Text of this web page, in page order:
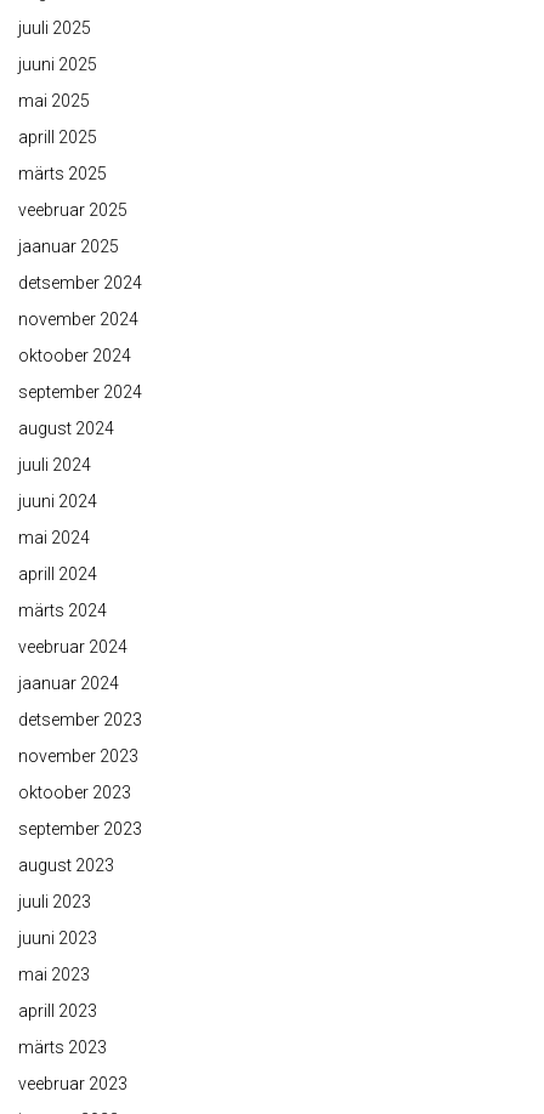
juuli 2025
juuni 2025
mai 2025
aprill 2025
märts 2025
veebruar 2025
jaanuar 2025
detsember 2024
november 2024
oktoober 2024
september 2024
august 2024
juuli 2024
juuni 2024
mai 2024
aprill 2024
märts 2024
veebruar 2024
jaanuar 2024
detsember 2023
november 2023
oktoober 2023
september 2023
august 2023
juuli 2023
juuni 2023
mai 2023
aprill 2023
märts 2023
veebruar 2023